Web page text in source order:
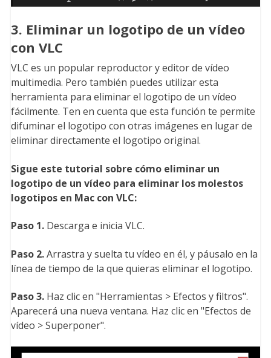
3. Eliminar un logotipo de un vídeo
con VLC
VLC es un popular reproductor y editor de vídeo
multimedia. Pero también puedes utilizar esta
herramienta para eliminar el logotipo de un vídeo
fácilmente. Ten en cuenta que esta función te permite
difuminar el logotipo con otras imágenes en lugar de
eliminar directamente el logotipo original.
Sigue este tutorial sobre cómo eliminar un
logotipo de un vídeo para eliminar los molestos
logotipos en Mac con VLC:
Paso 1. Descarga e inicia VLC.
Paso 2.Arrastra y suelta tu vídeo en él, y páusalo en la
línea de tiempo de la que quieras eliminar el logotipo.
Paso 3.Haz clic en "Herramientas > Efectos y filtros".
Aparecerá una nueva ventana. Haz clic en "Efectos de
vídeo > Superponer".